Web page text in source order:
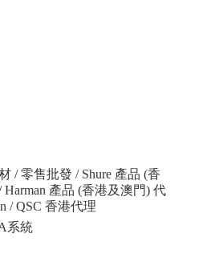
/ 零售批發 / Shure 產品 (香
產品 (香港及澳門) 代
/ QSC 香港代理
系統